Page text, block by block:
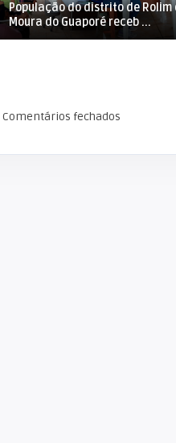
População do distrito de Rolim
Moura do Guaporé receb ...
Comentários fechados